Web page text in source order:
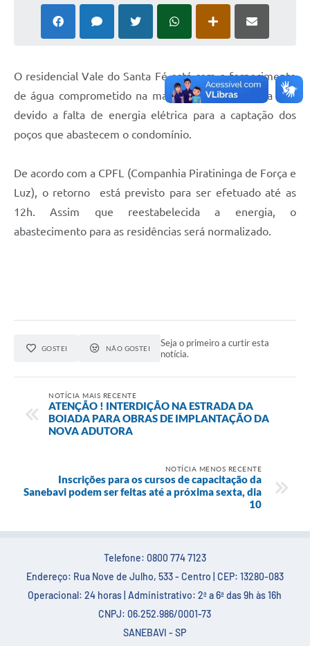
O residencial Vale do Santa Fé está com o fornecimento
de água comprometido na manhã desta terça-feira (31)
devido a falta de energia elétrica para a captação dos
poços que abastecem o condomínio.
De acordo com a CPFL (Companhia Piratininga de Força e
Luz), o retorno está previsto para ser efetuado até as
12h. Assim que reestabelecida a energia, o
abastecimento para as residências será normalizado.
GOSTEI NÃO GOSTEI
Seja o primeiro a curtir esta
notícia.
NOTÍCIA MAIS RECENTE
ATENÇÃO ! INTERDIÇÃO NA ESTRADA DA
BOIADA PARA OBRAS DE IMPLANTAÇÃO DA
NOVA ADUTORA
NOTÍCIA MENOS RECENTE
Inscrições para os cursos de capacitação da
Sanebavi podem ser feitas até a próxima sexta, dia
10
Telefone: 0800 774 7123
Endereço: Rua Nove de Julho, 533 - Centro | CEP: 13280-083
Operacional: 24 horas | Administrativo: 2ª a 6ª das 9h às 16h
CNPJ: 06.252.986/0001-73
SANEBAVI - SP